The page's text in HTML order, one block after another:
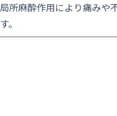
局所麻酔作用により痛みや
す。